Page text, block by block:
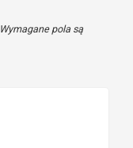
Wymagane pola są